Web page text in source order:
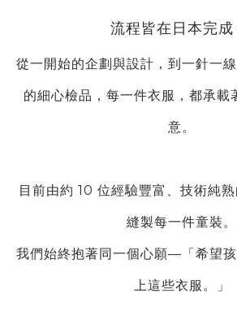
流程皆在日本完
從一開始的企劃與設計，到一針一
的細心檢品，每一件衣服，都承載
意。
目前由約 10 位經驗豐富、技術純
縫製每一件童裝。
我們始終抱著同一個心願—「希望
上這些衣服。」